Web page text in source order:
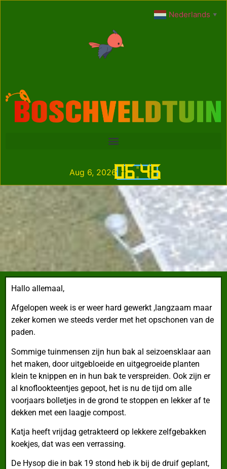
06:46
Aug 6, 2026
Hallo allemaal,
Afgelopen week is er weer hard gewerkt ,langzaam maar
zeker komen we steeds verder met het opschonen van de
paden.
Sommige tuinmensen zijn hun bak al seizoensklaar aan
het maken, door uitgebloeide en uitgegroeide planten
klein te knippen en in hun bak te verspreiden. Ook zijn er
al knoflookteentjes gepoot, het is nu de tijd om alle
voorjaars bolletjes in de grond te stoppen en lekker af te
dekken met een laagje compost.
Katja heeft vrijdag getrakteerd op lekkere zelfgebakken
koekjes, dat was een verrassing.
De Hysop die in bak 19 stond heb ik bij de druif geplant,
Nederlands ▼